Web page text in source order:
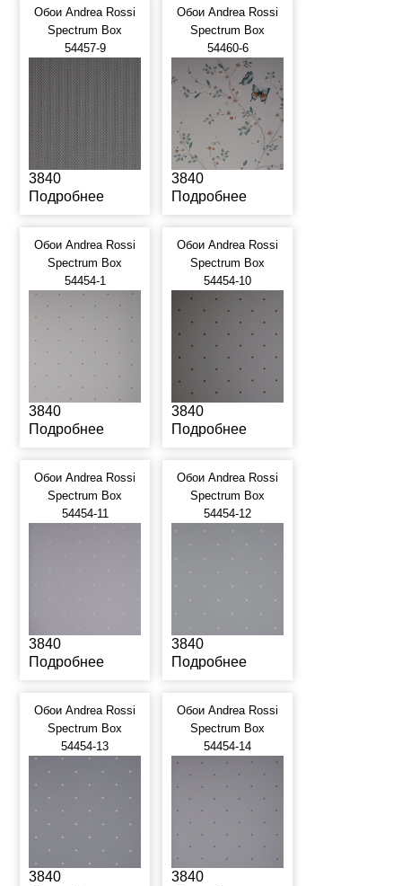
Обои Andrea Rossi
Spectrum Box
54457-9
3840
Подробнее
Обои Andrea Rossi
Spectrum Box
54460-6
3840
Подробнее
Обои Andrea Rossi
Spectrum Box
54454-1
3840
Подробнее
Обои Andrea Rossi
Spectrum Box
54454-10
3840
Подробнее
Обои Andrea Rossi
Spectrum Box
54454-11
3840
Подробнее
Обои Andrea Rossi
Spectrum Box
54454-12
3840
Подробнее
Обои Andrea Rossi
Spectrum Box
54454-13
3840
Обои Andrea Rossi
Spectrum Box
54454-14
3840